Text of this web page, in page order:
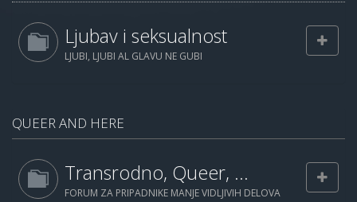
Ljubav i seksualnost
LJUBI, LJUBI AL GLAVU NE GUBI
QUEER AND HERE
Transrodno, Queer, ...
FORUM ZA PRIPADNIKE MANJE VIDLJIVIH DELOVA